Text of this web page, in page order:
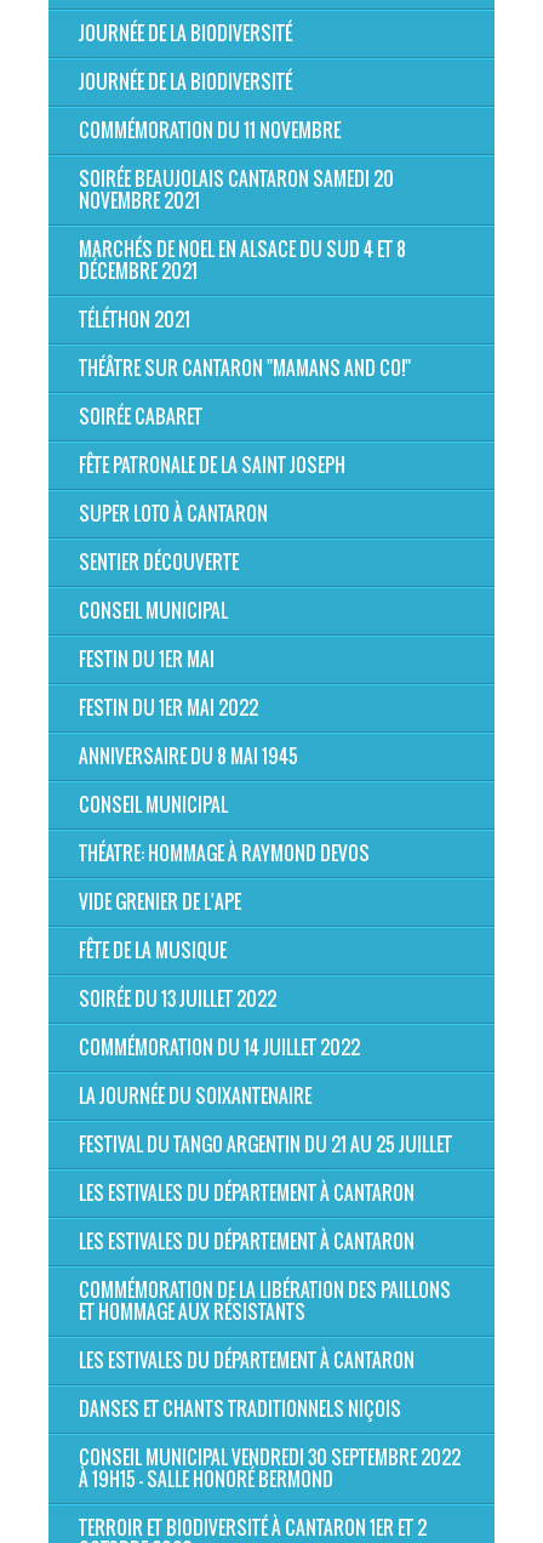
JOURNÉE DE LA BIODIVERSITÉ
JOURNÉE DE LA BIODIVERSITÉ
COMMÉMORATION DU 11 NOVEMBRE
SOIRÉE BEAUJOLAIS CANTARON SAMEDI 20
NOVEMBRE 2021
MARCHÉS DE NOEL EN ALSACE DU SUD 4 ET 8
DÉCEMBRE 2021
TÉLÉTHON 2021
THÉÂTRE SUR CANTARON "MAMANS AND CO!"
SOIRÉE CABARET
FÊTE PATRONALE DE LA SAINT JOSEPH
SUPER LOTO À CANTARON
SENTIER DÉCOUVERTE
CONSEIL MUNICIPAL
FESTIN DU 1ER MAI
FESTIN DU 1ER MAI 2022
ANNIVERSAIRE DU 8 MAI 1945
CONSEIL MUNICIPAL
THÉATRE: HOMMAGE À RAYMOND DEVOS
VIDE GRENIER DE L'APE
FÊTE DE LA MUSIQUE
SOIRÉE DU 13 JUILLET 2022
COMMÉMORATION DU 14 JUILLET 2022
LA JOURNÉE DU SOIXANTENAIRE
FESTIVAL DU TANGO ARGENTIN DU 21 AU 25 JUILLET
LES ESTIVALES DU DÉPARTEMENT À CANTARON
LES ESTIVALES DU DÉPARTEMENT À CANTARON
COMMÉMORATION DE LA LIBÉRATION DES PAILLONS
ET HOMMAGE AUX RÉSISTANTS
LES ESTIVALES DU DÉPARTEMENT À CANTARON
DANSES ET CHANTS TRADITIONNELS NIÇOIS
CONSEIL MUNICIPAL VENDREDI 30 SEPTEMBRE 2022
À 19H15 - SALLE HONORÉ BERMOND
TERROIR ET BIODIVERSITÉ À CANTARON 1ER ET 2